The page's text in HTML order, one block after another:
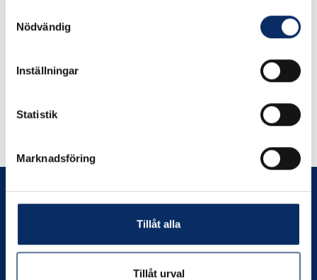
Nödvändig
Inställningar
Statistik
Marknadsföring
Tillåt alla
Tillåt urval
Liknande produkter
Andra har även tittat på
Prenumerera